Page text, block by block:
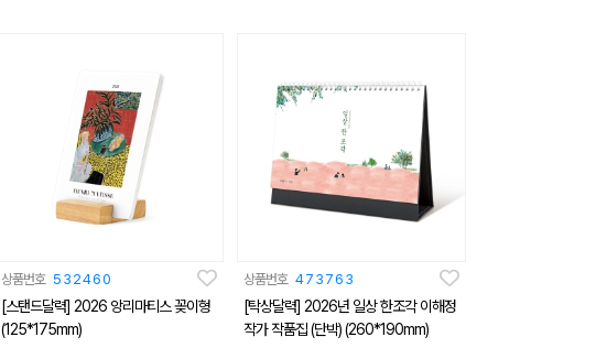
상품번호 532460
[스탠드달력] 2026 앙리마티스 꽂이형
(125*175mm)
상품번호 473763
[탁상달력] 2026년 일상 한조각 이해정
작가 작품집 (단박) (260*190mm)